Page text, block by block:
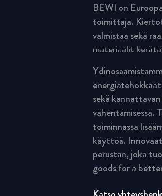
BEWI on
toimittaja.
valmistaa sekä
materiaalit
sekä
vähentämisessä.
toiminnassa
käyttöä.
perustan, joka
goods for a